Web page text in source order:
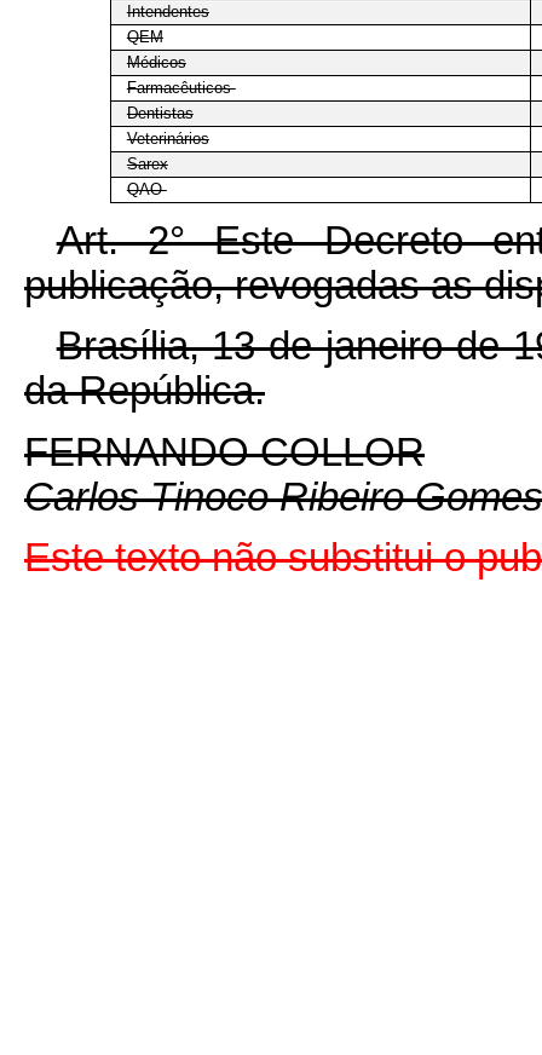
Intendentes
QEM
Médicos
Farmacêuticos
Dentistas
Veterinários
Sarex
QAO
Art. 2° Este Decreto
publicação, revogadas as
Brasília, 13 de janeiro de
da República.
FERNANDO COLLOR
Carlos Tinoco Ribeiro Gomes
Este texto não substitui o